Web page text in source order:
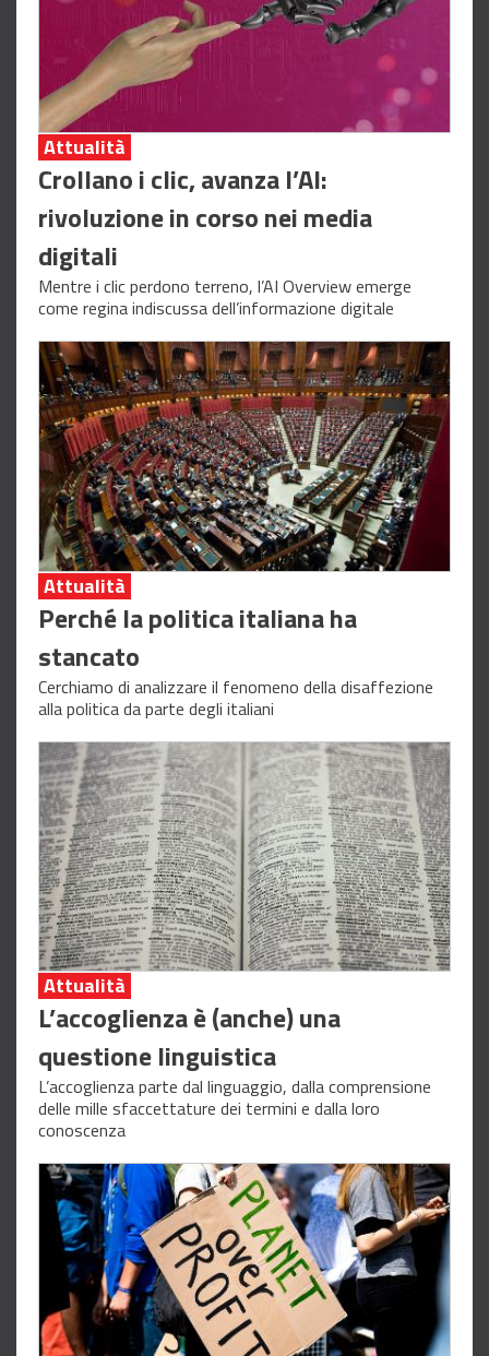
Attualità
Crollano i clic, avanza l’AI:
rivoluzione in corso nei media
digitali
Mentre i clic perdono terreno, l’AI Overview emerge
come regina indiscussa dell’informazione digitale
Attualità
Perché la politica italiana ha
stancato
Cerchiamo di analizzare il fenomeno della disaffezione
alla politica da parte degli italiani
Attualità
L’accoglienza è (anche) una
questione linguistica
L’accoglienza parte dal linguaggio, dalla comprensione
delle mille sfaccettature dei termini e dalla loro
conoscenza